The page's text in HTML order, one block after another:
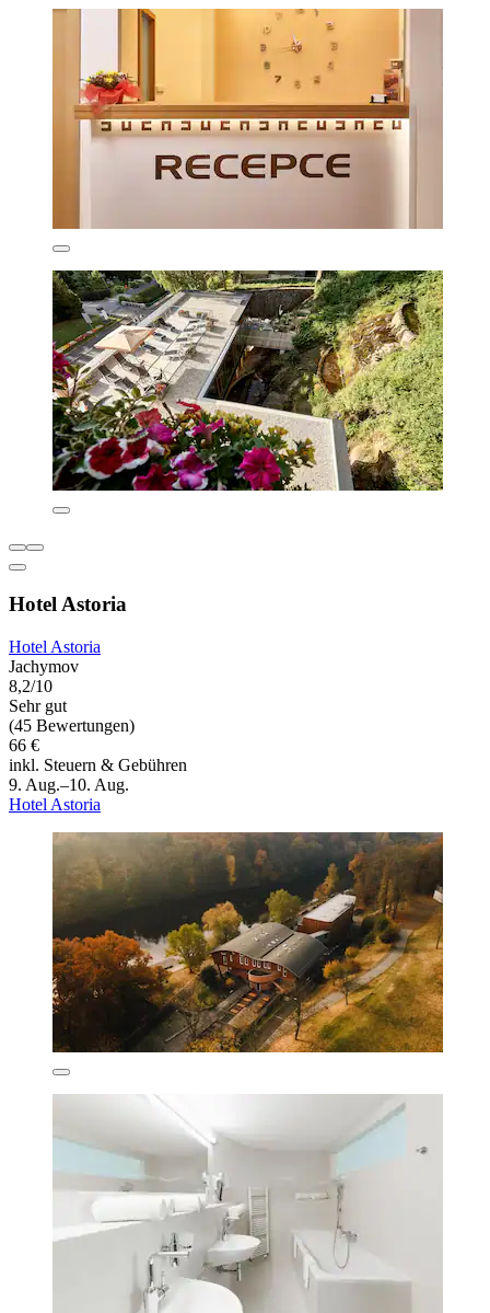
Hotel Astoria
Hotel Astoria
Jachymov
8,2/10
Sehr gut
(45 Bewertungen)
66 €
inkl. Steuern & Gebühren
9. Aug.–10. Aug.
Hotel Astoria